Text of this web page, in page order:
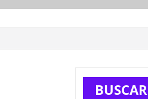
BUSCAR